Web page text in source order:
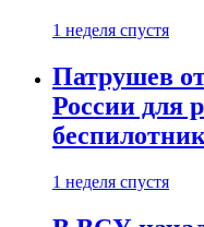
1 неделя спустя
Патрушев
России для
1 неделя спустя